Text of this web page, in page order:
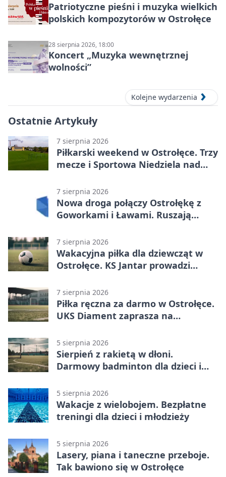
Patriotyczne pieśni i muzyka wielkich
polskich kompozytorów w Ostrołęce
28 sierpnia 2026, 18:00
Koncert „Muzyka wewnętrznej
wolności”
Kolejne wydarzenia
Ostatnie Artykuły
7 sierpnia 2026
Piłkarski weekend w Ostrołęce. Trzy
mecze i Sportowa Niedziela nad
7 sierpnia 2026
Nowa droga połączy Ostrołękę z
Goworkami i Ławami. Ruszają
7 sierpnia 2026
Wakacyjna piłka dla dziewcząt w
Ostrołęce. KS Jantar prowadzi
7 sierpnia 2026
Piłka ręczna za darmo w Ostrołęce.
UKS Diament zaprasza na
5 sierpnia 2026
Sierpień z rakietą w dłoni.
Darmowy badminton dla dzieci i
5 sierpnia 2026
Wakacje z wielobojem. Bezpłatne
treningi dla dzieci i młodzieży
5 sierpnia 2026
Lasery, piana i taneczne przeboje.
Tak bawiono się w Ostrołęce